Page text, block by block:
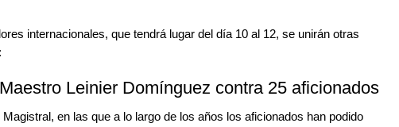
internacionales, que tendrá lugar del día 10 al 12, se unirán otras
Leinier Domínguez contra 25 aficionados
en las que a lo largo de los años los aficionados han podido